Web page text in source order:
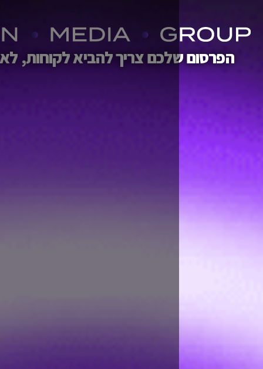
צריך להביא לקוחות, לא תירוצים.